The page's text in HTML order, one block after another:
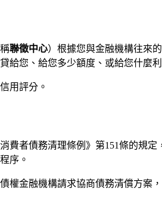
聯徵中心）根據您與金融機構往來
給您、給您多少額度、或給您什麼
用評分。
者債務清理條例》第151條的規
序。
權金融機構請求協商債務清償方案